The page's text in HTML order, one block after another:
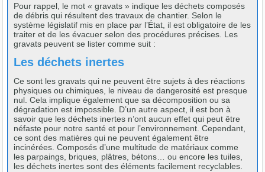
Pour rappel, le mot « gravats » indique les déchets composés
de débris qui résultent des travaux de chantier. Selon le
système législatif mis en place par l’État, il est obligatoire de les
traiter et de les évacuer selon des procédures précises. Les
gravats peuvent se lister comme suit :
Les déchets inertes
Ce sont les gravats qui ne peuvent être sujets à des réactions
physiques ou chimiques, le niveau de dangerosité est presque
nul. Cela implique également que sa décomposition ou sa
dégradation est impossible. D’un autre aspect, il est bon à
savoir que les déchets inertes n’ont aucun effet qui peut être
néfaste pour notre santé et pour l’environnement. Cependant,
ce sont des matières qui ne peuvent également être
incinérées. Composés d’une multitude de matériaux comme
les parpaings, briques, plâtres, bétons… ou encore les tuiles,
les déchets inertes sont des éléments facilement recyclables.